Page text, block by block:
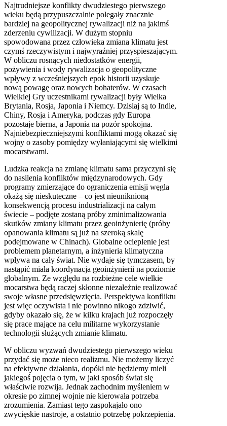
Najtrudniejsze konflikty dwudziestego pierwszego
wieku będą przypuszczalnie polegały znacznie
bardziej na geopolitycznej rywalizacji niż na jakimś
zderzeniu cywilizacji. W dużym stopniu
spowodowana przez człowieka zmiana klimatu jest
czymś rzeczywistym i najwyraźniej przyspieszającym.
W obliczu rosnących niedostatków energii,
pożywienia i wody rywalizacja o geopolityczne
wpływy z wcześniejszych epok historii uzyskuje
nową powagę oraz nowych bohaterów. W czasach
Wielkiej Gry uczestnikami rywalizacji były Wielka
Brytania, Rosja, Japonia i Niemcy. Dzisiaj są to Indie,
Chiny, Rosja i Ameryka, podczas gdy Europa
pozostaje bierna, a Japonia na pozór spokojna.
Najniebezpieczniejszymi konfliktami mogą okazać się
wojny o zasoby pomiędzy wyłaniającymi się wielkimi
mocarstwami.
Ludzka reakcja na zmianę klimatu sama przyczyni się
do nasilenia konfliktów międzynarodowych. Gdy
programy zmierzające do ograniczenia emisji węgla
okażą się nieskuteczne – co jest nieuniknioną
konsekwencją procesu industrializacji na całym
świecie – podjęte zostaną próby zminimalizowania
skutków zmiany klimatu przez geoinżynierię (próby
opanowania klimatu są już na szeroką skalę
podejmowane w Chinach). Globalne ocieplenie jest
problemem planetarnym, a inżynieria klimatyczna
wpływa na cały świat. Nie wydaje się tymczasem, by
nastąpić miała koordynacja geoinżynierii na poziomie
globalnym. Ze względu na rozbieżne cele wielkie
mocarstwa będą raczej skłonne niezależnie realizować
swoje własne przedsięwzięcia. Perspektywa konfliktu
jest więc oczywista i nie powinno nikogo zdziwić,
gdyby okazało się, że w kilku krajach już rozpoczęły
się prace mające na celu militarne wykorzystanie
technologii służących zmianie klimatu.
W obliczu wyzwań dwudziestego pierwszego wieku
przydać się może nieco realizmu. Nie możemy liczyć
na efektywne działania, dopóki nie będziemy mieli
jakiegoś pojęcia o tym, w jaki sposób świat się
właściwie rozwija. Jednak zachodnim myśleniem w
okresie po zimnej wojnie nie kierowała potrzeba
zrozumienia. Zamiast tego zaspokajało ono
zwycięskie nastroje, a ostatnio potrzebę pokrzepienia.